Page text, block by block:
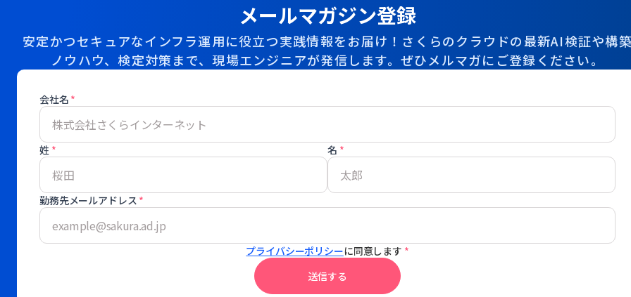
メールマガジン登録
安定かつセキュアなインフラ運用に役立つ実践情報をお届け！さくらのクラウドの最新AI検証や構
ノウハウ、検定対策まで、現場エンジニアが発信します。ぜひメルマガにご登録ください。
会社名 *
姓 * 名 *
勤務先メールアドレス *
プライバシーポリシーに同意します *
送信する